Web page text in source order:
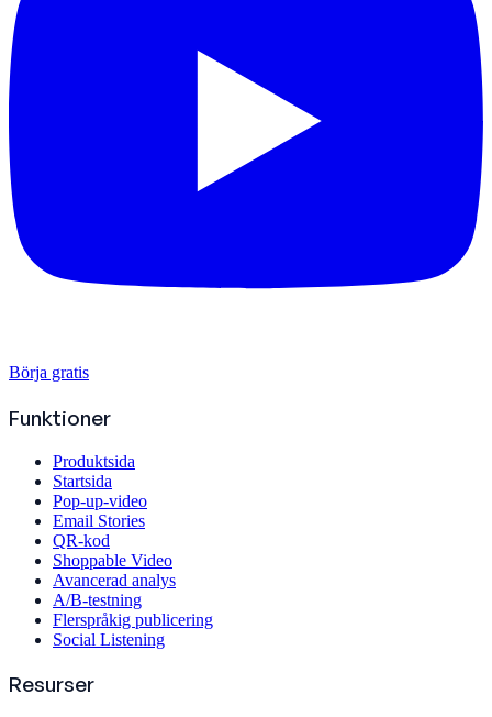
Börja gratis
Funktioner
Produktsida
Startsida
Pop-up-video
Email Stories
QR-kod
Shoppable Video
Avancerad analys
A/B-testning
Flerspråkig publicering
Social Listening
Resurser